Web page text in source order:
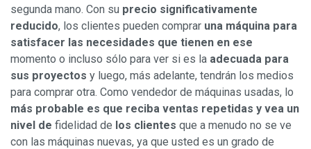
segunda mano. Con su precio significativamente
reducido, los clientes pueden comprar una máquina para
satisfacer las necesidades que tienen en ese
momento o incluso sólo para ver si es la adecuada para
sus proyectos y luego, más adelante, tendrán los medios
para comprar otra. Como vendedor de máquinas usadas, lo
más probable es que reciba ventas repetidas y vea un
nivel de fidelidad de los clientes que a menudo no se ve
con las máquinas nuevas, ya que usted es un grado de